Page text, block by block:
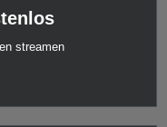
streamen